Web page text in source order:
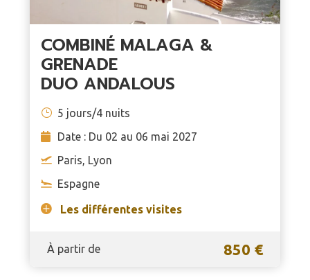
COMBINÉ MALAGA &
GRENADE
DUO ANDALOUS
5 jours/4 nuits
Date : Du 02 au 06 mai 2027
Paris, Lyon
Espagne
Les différentes visites
À partir de 850 €